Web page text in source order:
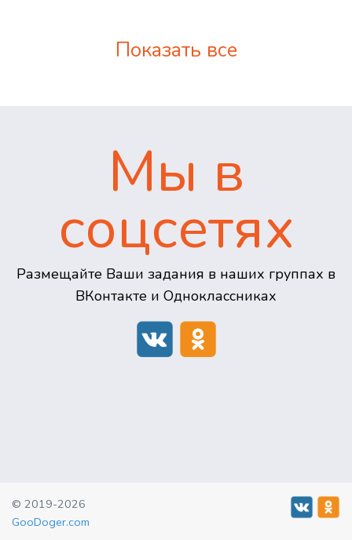
Показать все
Мы в
соцсетях
Размещайте Ваши задания в наших группах в
ВКонтакте и Одноклассниках
© 2019-2026
GooDoger.com